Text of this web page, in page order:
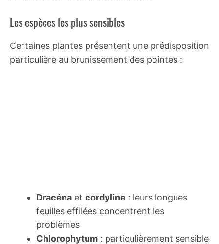
Les espèces les plus sensibles
Certaines plantes présentent une prédisposition
particulière au brunissement des pointes :
Dracéna et cordyline : leurs longues
feuilles effilées concentrent les
problèmes
Chlorophytum : particulièrement sensible